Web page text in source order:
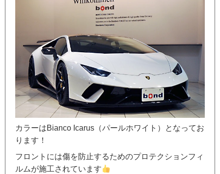
カラーはBianco Icarus（パールホワイト）となってお
ります！
フロントには傷を防止するためのプロテクションフィ
ルムが施工されています